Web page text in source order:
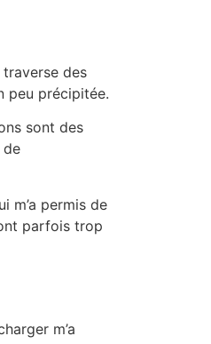
des
peu précipitée.
sont des
de
m’a permis de
parfois trop
m’a